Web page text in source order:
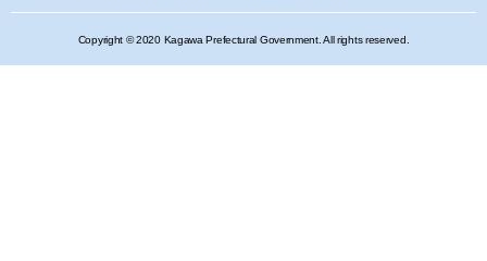
Copyright © 2020 Kagawa Prefectural Government. All rights reserved.